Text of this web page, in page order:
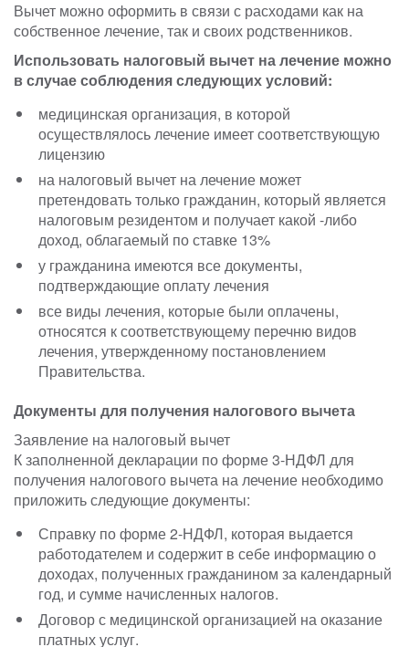
Вычет можно оформить в связи с расходами как на
собственное лечение, так и своих родственников.
Использовать налоговый вычет на лечение можно
в случае соблюдения следующих условий:
медицинская организация, в которой
осуществлялось лечение имеет соответствующую
лицензию
на налоговый вычет на лечение может
претендовать только гражданин, который является
налоговым резидентом и получает какой -либо
доход, облагаемый по ставке 13%
у гражданина имеются все документы,
подтверждающие оплату лечения
все виды лечения, которые были оплачены,
относятся к соответствующему перечню видов
лечения, утвержденному постановлением
Правительства.
Документы для получения налогового вычета
Заявление на налоговый вычет
К заполненной декларации по форме 3-НДФЛ для
получения налогового вычета на лечение необходимо
приложить следующие документы:
Справку по форме 2-НДФЛ, которая выдается
работодателем и содержит в себе информацию о
доходах, полученных гражданином за календарный
год, и сумме начисленных налогов.
Договор с медицинской организацией на оказание
платных услуг.